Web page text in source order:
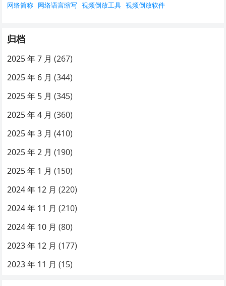
网络简称 网络语言缩写 视频倒放工具 视频倒放软件
归档
2025 年 7 月 (267)
2025 年 6 月 (344)
2025 年 5 月 (345)
2025 年 4 月 (360)
2025 年 3 月 (410)
2025 年 2 月 (190)
2025 年 1 月 (150)
2024 年 12 月 (220)
2024 年 11 月 (210)
2024 年 10 月 (80)
2023 年 12 月 (177)
2023 年 11 月 (15)